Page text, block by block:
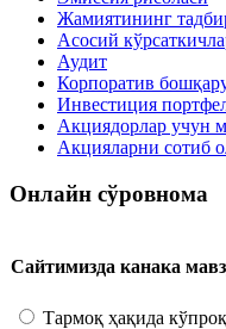
Жамиятининг
Асосий
Аудит
Корпоратив
Инвестиция
Акциядорлар учун
Акцияларни сотиб
Онлайн сўровнома
Сайтимизда канака
Тармоқ ҳақида